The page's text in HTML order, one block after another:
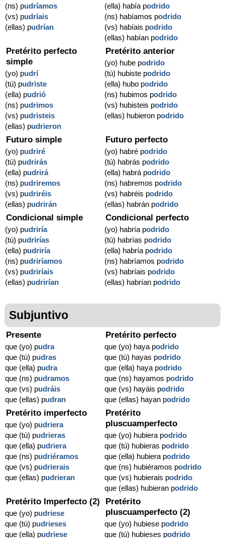
(ns) pudríamos
(vs) pudríais
(ellas) pudrían
(ella) había podrido
(ns) habíamos podrido
(vs) habíais podrido
(ellas) habían podrido
Pretérito perfecto
simple
(yo) pudrí
(tú) pudriste
(ella) pudrió
(ns) pudrimos
(vs) pudristeis
(ellas) pudrieron
Pretérito anterior
(yo) hube podrido
(tú) hubiste podrido
(ella) hubo podrido
(ns) hubimos podrido
(vs) hubisteis podrido
(ellas) hubieron podrido
Futuro simple
(yo) pudriré
(tú) pudrirás
(ella) pudrirá
(ns) pudriremos
(vs) pudriréis
(ellas) pudrirán
Futuro perfecto
(yo) habré podrido
(tú) habrás podrido
(ella) habrá podrido
(ns) habremos podrido
(vs) habréis podrido
(ellas) habrán podrido
Condicional simple
(yo) pudriría
(tú) pudrirías
(ella) pudriría
(ns) pudriríamos
(vs) pudriríais
(ellas) pudrirían
Condicional perfecto
(yo) habría podrido
(tú) habrías podrido
(ella) habría podrido
(ns) habríamos podrido
(vs) habríais podrido
(ellas) habrían podrido
Subjuntivo
Presente
que (yo) pudra
que (tú) pudras
que (ella) pudra
que (ns) pudramos
que (vs) pudráis
que (ellas) pudran
Pretérito perfecto
que (yo) haya podrido
que (tú) hayas podrido
que (ella) haya podrido
que (ns) hayamos podrido
que (vs) hayáis podrido
que (ellas) hayan podrido
Pretérito imperfecto
que (yo) pudriera
que (tú) pudrieras
que (ella) pudriera
que (ns) pudriéramos
que (vs) pudrierais
que (ellas) pudrieran
Pretérito
pluscuamperfecto
que (yo) hubiera podrido
que (tú) hubieras podrido
que (ella) hubiera podrido
que (ns) hubiéramos podrido
que (vs) hubierais podrido
que (ellas) hubieran podrido
Pretérito Imperfecto (2)
que (yo) pudriese
que (tú) pudrieses
que (ella) pudriese
Pretérito
pluscuamperfecto (2)
que (yo) hubiese podrido
que (tú) hubieses podrido